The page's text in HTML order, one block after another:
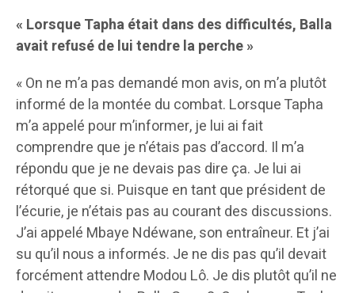
« Lorsque Tapha était dans des difficultés, Balla
avait refusé de lui tendre la perche »
« On ne m’a pas demandé mon avis, on m’a plutôt
informé de la montée du combat. Lorsque Tapha
m’a appelé pour m’informer, je lui ai fait
comprendre que je n’étais pas d’accord. Il m’a
répondu que je ne devais pas dire ça. Je lui ai
rétorqué que si. Puisque en tant que président de
l’écurie, je n’étais pas au courant des discussions.
J’ai appelé Mbaye Ndéwane, son entraîneur. Et j’ai
su qu’il nous a informés. Je ne dis pas qu’il devait
forcément attendre Modou Lô. Je dis plutôt qu’il ne